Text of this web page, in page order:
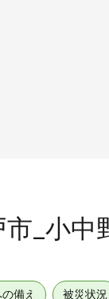
_小中
備え 被災状況